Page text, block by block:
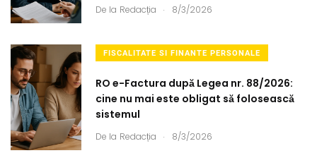
De la Redacția . 8/3/2026
FISCALITATE SI FINANTE PERSONALE
RO e-Factura după Legea nr. 88/2026:
cine nu mai este obligat să folosească
sistemul
De la Redacția . 8/3/2026